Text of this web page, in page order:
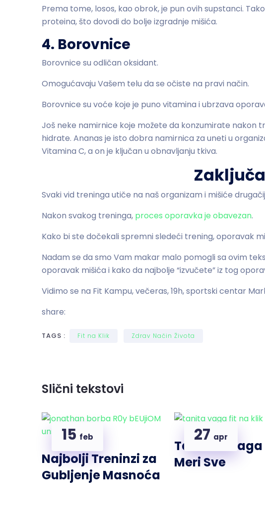
Prema tome, losos, kao obrok, je pun ovih supstanci.
proteina, što dovodi do bolje izgradnje mišića.
4. Borovnice
Borovnice su odličan oksidant.
Omogućavaju Vašem telu da se očiste na pravi način.
Borovnice su voće koje je puno vitamina i ubrzava
Još neke namirnice koje možete da konzumirate nakon
hidrate. Ananas je isto dobra namirnica za uneti u
Vitamina C, a on je ključan u obnavljanju tkiva.
Svaki vid treninga utiče na naš organizam i mišiće
Nakon svakog treninga, proces oporavka je obavezan.
Kako bi ste dočekali spremni sledeći trening, oporavak
Nadam se da smo Vam makar malo pomogli sa ovim
oporavak mišića i kako da najbolje “izvučete” iz tog
Vidimo se na Fit Kampu, večeras, 19h, sportski centar
share:
TAGS : Fit na Klik Zdrav Način Života
Slični tekstovi
15 feb
Najbolji Treninzi za
Gubljenje Masnoća
27 apr
Tanita – Vaga
Meri Sve